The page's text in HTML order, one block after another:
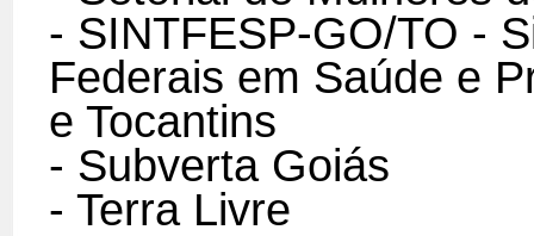
- SINTFESP-GO/TO -
Federais em Saúde e
e Tocantins
- Subverta Goiás
- Terra Livre